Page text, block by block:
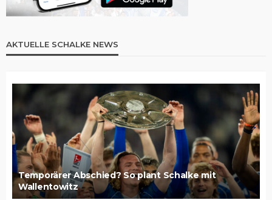
AKTUELLE SCHALKE NEWS
Temporärer Abschied? So plant Schalke mit
Wallentowitz